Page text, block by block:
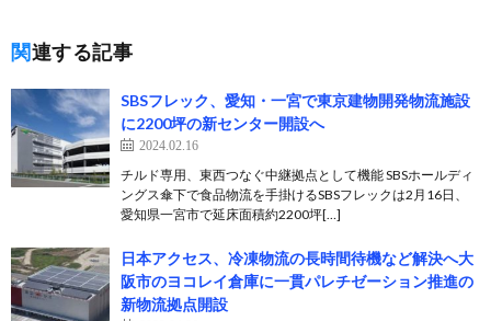
関連する記事
SBSフレック、愛知・一宮で東京建物開発物流施設
に2200坪の新センター開設へ
2024.02.16
チルド専用、東西つなぐ中継拠点として機能 SBSホールディ
ングス傘下で食品物流を手掛けるSBSフレックは2月16日、
愛知県一宮市で延床面積約2200坪[…]
日本アクセス、冷凍物流の長時間待機など解決へ大
阪市のヨコレイ倉庫に一貫パレチゼーション推進の
新物流拠点開設